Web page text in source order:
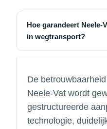
Hoe garandeert Neele-
in wegtransport?
De
Neele-Vat wordt
gestructureerde
technologie,